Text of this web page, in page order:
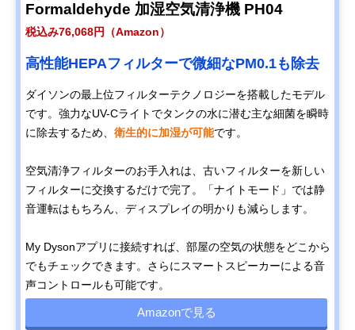
Formaldehyde 加湿空気清浄機 PH04
税込み76,068円（Amazon）
高性能HEPAフィルターで微細なPM0.1も除去
ダイソンの最上位フィルターテクノロジーを搭載したモデル
です。強力なUV-Cライトでタンクの水に潜む主な細菌を瞬時
に除去するため、 衛生的に加湿が可能です。
空気清浄フィルターのお手入れは、古いフィルターを新しい
フィルターに交換するだけで完了。「ナイトモード」では静
音運転はもちろん、ディスプレイの明かりも減らします。
My Dysonアプリに接続すれば、部屋の空気の状態をどこから
でもチェックできます。さらにスマートスピーカーによる音
声コントロールも可能です。
Amazonで見る